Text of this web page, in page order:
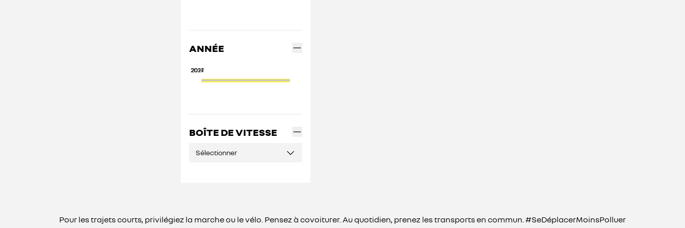
ANNÉE
2014
2027
BOÎTE DE VITESSE
Sélectionner
Pour les trajets courts, privilégiez la marche ou le vélo. Pensez à covoiturer. Au quotidien, prenez les transports en commun. #SeDéplacerMoinsPolluer